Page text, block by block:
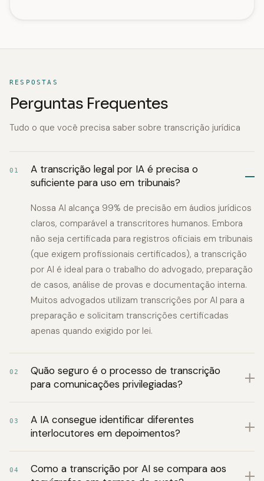
RESPOSTAS
Perguntas Frequentes
Tudo o que você precisa saber sobre transcrição jurídica
01
A transcrição legal por IA é precisa o
suficiente para uso em tribunais?
Nossa AI alcança 99% de precisão em áudios jurídicos
claros, comparável a transcritores humanos. Embora
não seja certificada para registros oficiais em tribunais
(que exigem profissionais certificados), a transcrição
por AI é ideal para o trabalho do advogado, preparação
de casos, análise de provas e documentação interna.
Muitos advogados utilizam transcrições por AI para a
preparação e solicitam transcrições certificadas
apenas quando exigido por lei.
02
Quão seguro é o processo de transcrição
para comunicações privilegiadas?
03
A IA consegue identificar diferentes
interlocutores em depoimentos?
04
Como a transcrição por AI se compara aos